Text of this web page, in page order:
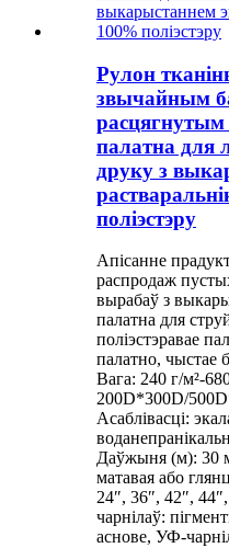
Рулон
звычайным
расцягнутым
палатна для
друку з
поліэстэру
Апісанне
распродаж
вырабаў з
палатна для
поліэстэравае
палатно, чыстае
Вага: 240 г/м²-
200D*300D/
Асаблівасці:
Даўжыня (м): 30
матавая або
24″, 36″, 42″,
чарнілаў:
аснове, УФ-